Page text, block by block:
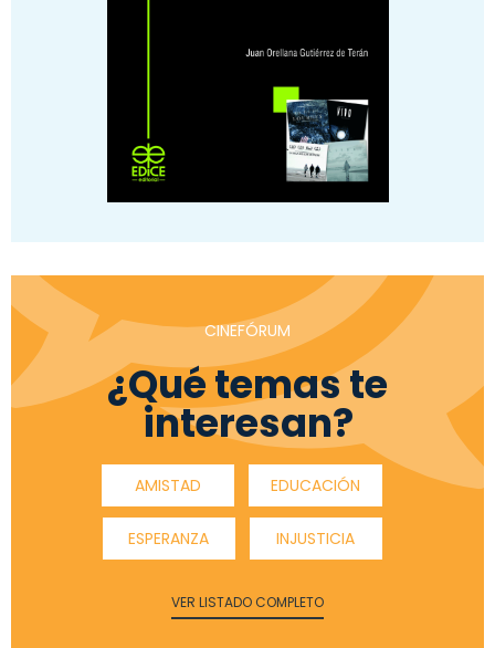
CINEFÓRUM
¿Qué temas te
interesan?
AMISTAD EDUCACIÓN
ESPERANZA INJUSTICIA
VER LISTADO COMPLETO